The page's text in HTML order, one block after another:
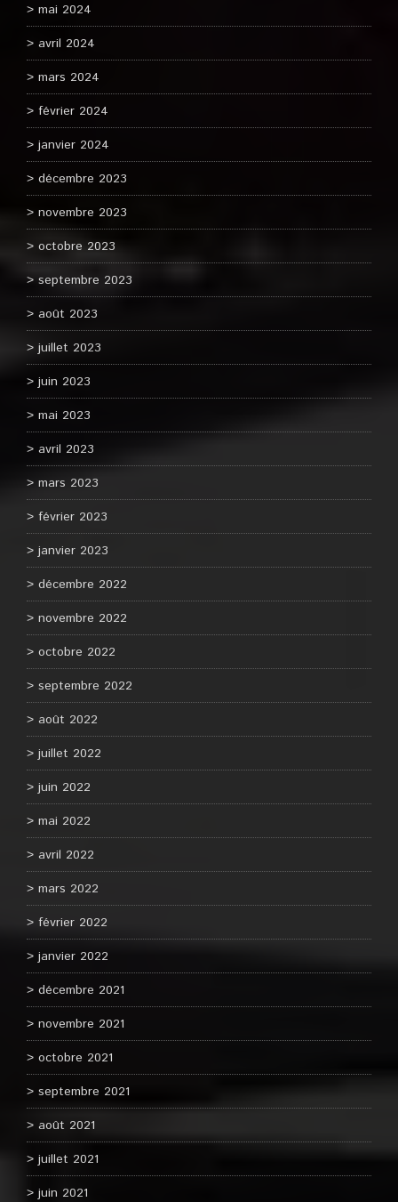
mai 2024
avril 2024
mars 2024
février 2024
janvier 2024
décembre 2023
novembre 2023
octobre 2023
septembre 2023
août 2023
juillet 2023
juin 2023
mai 2023
avril 2023
mars 2023
février 2023
janvier 2023
décembre 2022
novembre 2022
octobre 2022
septembre 2022
août 2022
juillet 2022
juin 2022
mai 2022
avril 2022
mars 2022
février 2022
janvier 2022
décembre 2021
novembre 2021
octobre 2021
septembre 2021
août 2021
juillet 2021
juin 2021